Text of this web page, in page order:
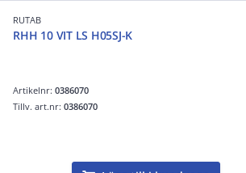
RUTAB
RHH 10 VIT LS H05SJ-K
Artikelnr:0386070
Tillv. art.nr:0386070